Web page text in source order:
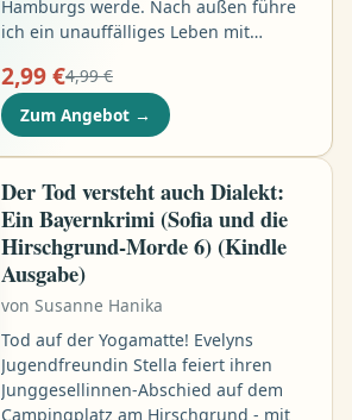
Hamburgs werde. Nach außen führe
ich ein unauffälliges Leben mit
unseren Alltag, unsere Gewohnheiten
und die Liebe zu unserer Tochter.
Während Tobias als
Kriminalhauptkommissar in einer
Serie raffinierter Juwelendiebstähle
ermittelt, ahnt er nicht, dass die
Täterin Teil seines Lebens ist …
2,99 €4,99 €
Zum Angebot →
Der Tod versteht auch Dialekt:
Ein Bayernkrimi (Sofia und die
Hirschgrund-Morde 6) (Kindle
Ausgabe)
von Susanne Hanika
Tod auf der Yogamatte! Evelyns
Jugendfreundin Stella feiert ihren
Junggesellinnen-Abschied auf dem
Campingplatz am Hirschgrund - mit